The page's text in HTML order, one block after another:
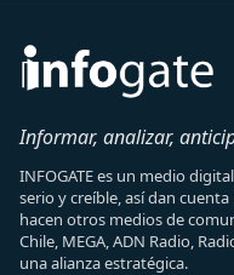
Informar, analizar,
INFOGATE es un medio
serio y creíble, así dan
hacen otros medios de
Chile, MEGA, ADN Radio,
una alianza estratégica.